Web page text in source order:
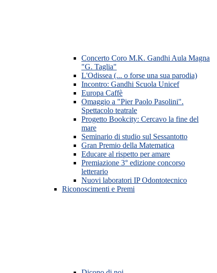
Concerto Coro M.K. Gandhi Aula Magna
"G. Taglia"
L'Odissea (... o forse una sua parodia)
Incontro: Gandhi Scuola Unicef
Europa Caffè
Omaggio a "Pier Paolo Pasolini".
Spettacolo teatrale
Progetto Bookcity: Cercavo la fine del
mare
Seminario di studio sul Sessantotto
Gran Premio della Matematica
Educare al rispetto per amare
Premiazione 3° edizione concorso
letterario
Nuovi laboratori IP Odontotecnico
Riconoscimenti e Premi